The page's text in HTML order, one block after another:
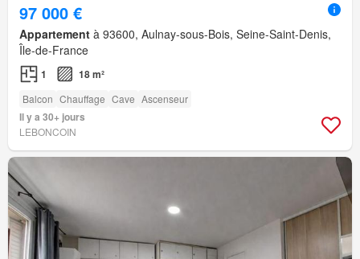
97 000 €
Appartement à 93600, Aulnay-sous-Bois, Seine-Saint-Denis,
Île-de-France
1 18 m²
Balcon Chauffage Cave Ascenseur
Il y a 30+ jours
LEBONCOIN